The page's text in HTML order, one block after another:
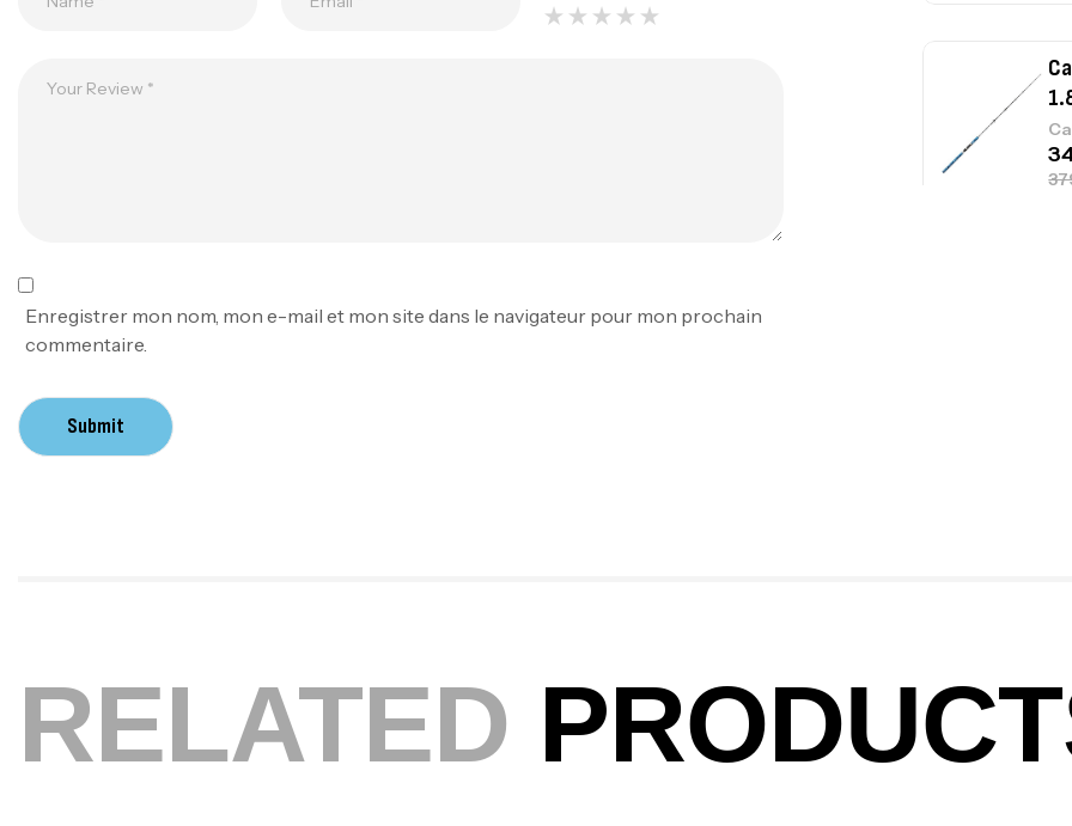
Enregistrer mon nom, mon e-mail et mon site dans le navigateur pour mon prochain
commentaire.
Submit
RELATED